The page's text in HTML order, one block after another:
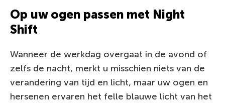
Op uw ogen passen met Night
Shift
Wanneer de werkdag overgaat in de avond of
zelfs de nacht, merkt u misschien niets van de
verandering van tijd en licht, maar uw ogen en
hersenen ervaren het felle blauwe licht van het